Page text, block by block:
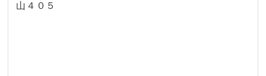
山４０５